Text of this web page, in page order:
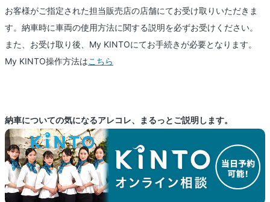
お客様がご指定された担当販売店の店舗にてお受け取りいただきま
す。納車時に車両の使用方法に関する説明を必ずお受けください。
また、お受け取り後、My KINTOにてお手続きが必要となります。
My KINTO操作方法はこちら
納車についての気になるアレコレ、まるっとご説明します。